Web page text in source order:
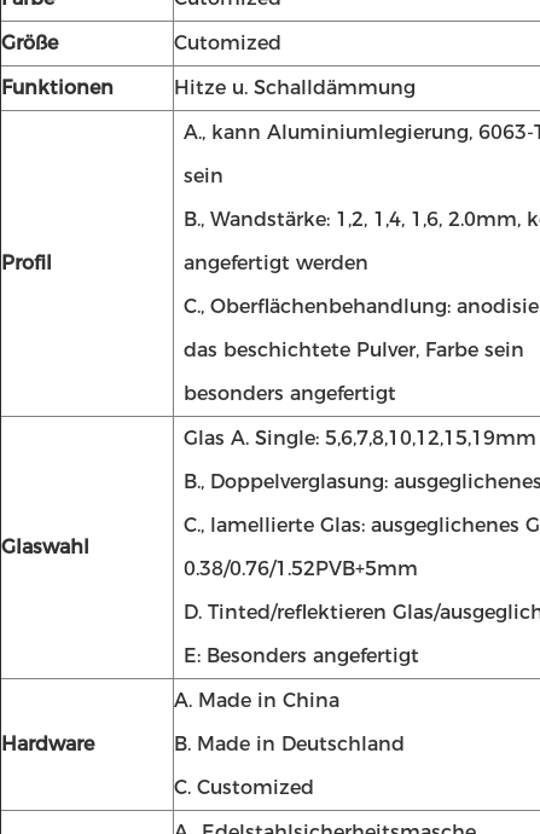
Größe
Cutomized
Funktionen
Hitze u. Schalldämmung
Profil
A., kann Aluminiumlegierung, 6063-
sein
B., Wandstärke: 1,2, 1,4, 1,6, 2.0mm,
angefertigt werden
C., Oberflächenbehandlung:
das beschichtete Pulver, Farbe sein
besonders angefertigt
Glaswahl
Glas A. Single:
B., Doppelverglasung:
C., lamellierte Glas: ausgeglichenes
0.38/0.76/1.52PVB+5mm
D. Tinted/reflektieren Glas/
E: Besonders angefertigt
Hardware
A. Made in China
B. Made in Deutschland
C. Customized